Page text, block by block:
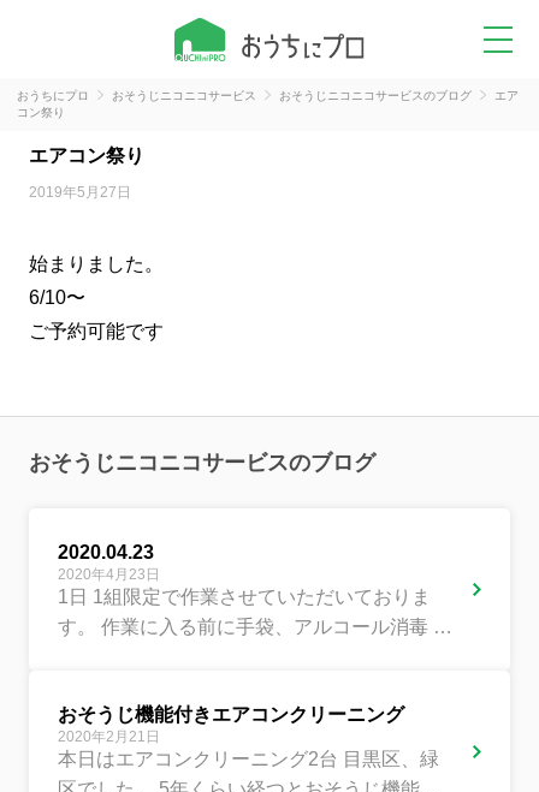
おうちにプロ おそうじニコニコサービス おそうじニコニコサービスのブログ
エア
コン祭り
エアコン祭り
2019年5月27日
始まりました。
6/10〜
ご予約可能です
おそうじニコニコサービスのブログ
2020.04.23
2020年4月23日
1日 1組限定で作業させていただいておりま
す。 作業に入る前に手袋、アルコール消毒 仕
おそうじ機能付きエアコンクリーニング
2020年2月21日
本日はエアコンクリーニング2台 目黒区、緑